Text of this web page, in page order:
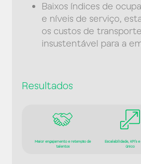
Baixos índices de
e níveis de serviço,
os custos de
insustentável para a
Resultados
Maior engajamento e retenção de
talentos
Escalabilidade, KPI's
único